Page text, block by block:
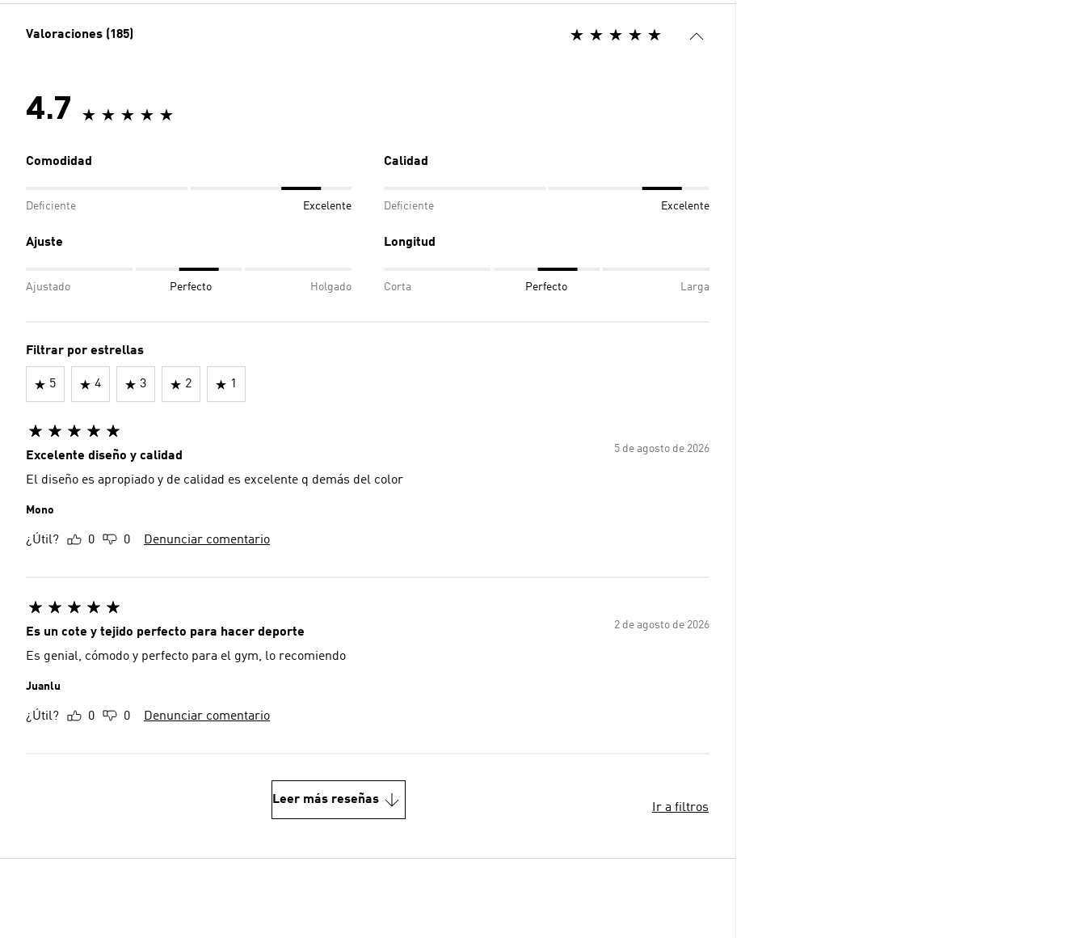
Valoraciones (185)
4.7
Comodidad
Deficiente Excelente
Calidad
Deficiente Excelente
Ajuste
Ajustado Perfecto Holgado
Longitud
Corta Perfecto Larga
Filtrar por estrellas
5 4 3 2 1
5 de agosto de 2026
Excelente diseño y calidad
El diseño es apropiado y de calidad es excelente q demás del color
Mono
¿Útil? 0 0 Denunciar comentario
2 de agosto de 2026
Es un cote y tejido perfecto para hacer deporte
Es genial, cómodo y perfecto para el gym, lo recomiendo
Juanlu
¿Útil? 0 0 Denunciar comentario
Leer más reseñas
Ir a filtros